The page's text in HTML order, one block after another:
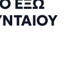
ΕΞΩ